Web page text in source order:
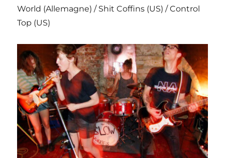
World (Allemagne) / Shit Coffins (US) / Control
Top (US)